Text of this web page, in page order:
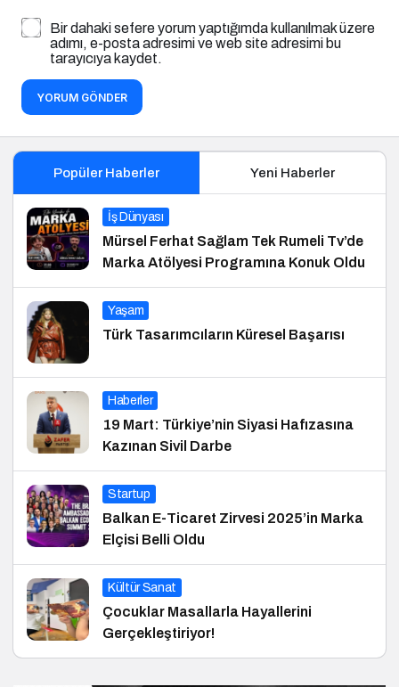
Bir dahaki sefere yorum yaptığımda kullanılmak üzere
adımı, e-posta adresimi ve web site adresimi bu
tarayıcıya kaydet.
YORUM GÖNDER
Popüler Haberler Yeni Haberler
İş Dünyası
Mürsel Ferhat Sağlam Tek Rumeli Tv’de
Marka Atölyesi Programına Konuk Oldu
Yaşam
Türk Tasarımcıların Küresel Başarısı
Haberler
19 Mart: Türkiye’nin Siyasi Hafızasına
Kazınan Sivil Darbe
Startup
Balkan E-Ticaret Zirvesi 2025’in Marka
Elçisi Belli Oldu
Kültür Sanat
Çocuklar Masallarla Hayallerini
Gerçekleştiriyor!